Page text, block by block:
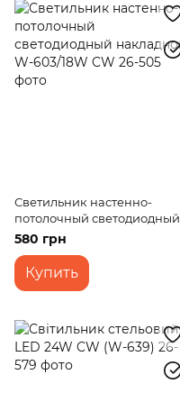
Светильник настенно-
потолочный светодиодный
накладной W-603/18W CW
580 грн
Купить